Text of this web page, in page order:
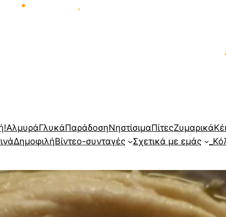
ΑλμυράΓλυκάΠαράδοσηΝηστίσιμαΠίτεςΖυμαρικά
ΔημοφιλήΒίντεο-συνταγές Σχετικά με εμάς